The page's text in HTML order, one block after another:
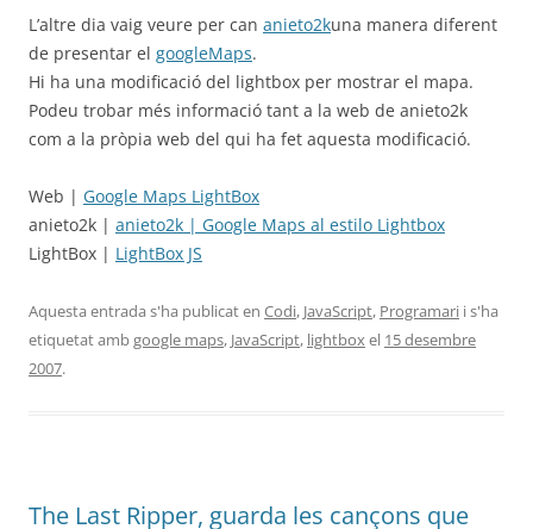
L’altre dia vaig veure per can anieto2kuna manera diferent
de presentar el googleMaps.
Hi ha una modificació del lightbox per mostrar el mapa.
Podeu trobar més informació tant a la web de anieto2k
com a la pròpia web del qui ha fet aquesta modificació.
Web | Google Maps LightBox
anieto2k | anieto2k | Google Maps al estilo Lightbox
LightBox | LightBox JS
Aquesta entrada s'ha publicat en Codi, JavaScript, Programari i s'ha
etiquetat ambgoogle maps, JavaScript, lightboxel 15 desembre
2007.
The Last Ripper, guarda les cançons que